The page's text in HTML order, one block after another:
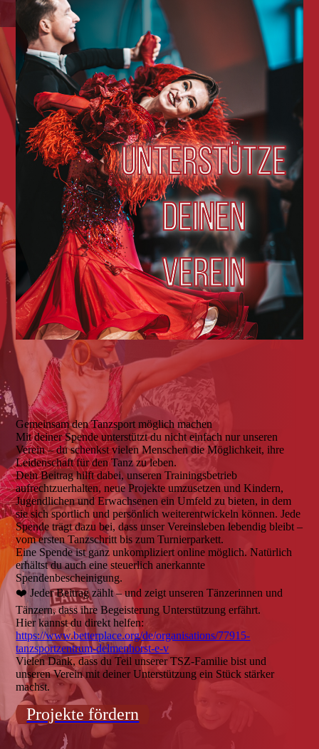
Gemeinsam den Tanzsport möglich machen
Mit deiner Spende unterstützt du nicht einfach nur unseren
Verein – du schenkst vielen Menschen die Möglichkeit, ihre
Leidenschaft für den Tanz zu leben.
Dein Beitrag hilft dabei, unseren Trainingsbetrieb
aufrechtzuerhalten, neue Projekte umzusetzen und Kindern,
Jugendlichen und Erwachsenen ein Umfeld zu bieten, in dem
sie sich sportlich und persönlich weiterentwickeln können. Jede
Spende trägt dazu bei, dass unser Vereinsleben lebendig bleibt –
vom ersten Tanzschritt bis zum Turnierparkett.
Eine Spende ist ganz unkompliziert online möglich. Natürlich
erhältst du auch eine steuerlich anerkannte
Spendenbescheinigung.
❤️ Jeder Beitrag zählt – und zeigt unseren Tänzerinnen und
Tänzern, dass ihre Begeisterung Unterstützung erfährt.
Hier kannst du direkt helfen:
https://www.betterplace.org/de/organisations/77915-
tanzsportzentrum-delmenhorst-e-v
Vielen Dank, dass du Teil unserer TSZ-Familie bist und
unseren Verein mit deiner Unterstützung ein Stück stärker
machst.
Projekte fördern